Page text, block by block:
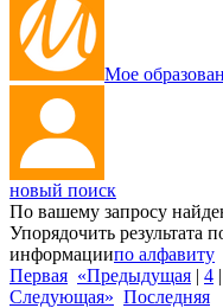
Мое
новый поиск
По вашему запросу
Упорядочить результата
информациипо алфавиту
Первая «Предыдущая | 4 |
Следующая» Последняя